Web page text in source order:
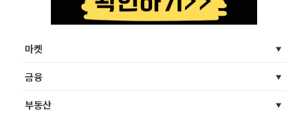
마켓
금융
부동산